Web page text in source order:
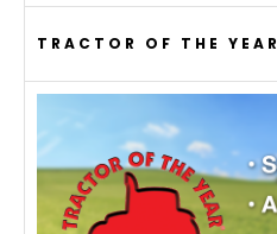
TRACTOR OF THE YEAR